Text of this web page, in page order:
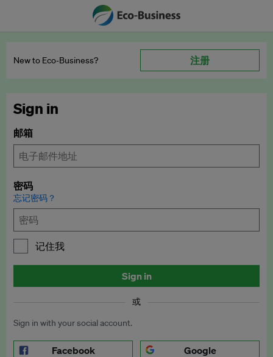
New to Eco‑Business? 注册
Sign in
邮箱
密码
忘记密码？
记住我
Sign in
或
Sign in with your social account.
Facebook Google